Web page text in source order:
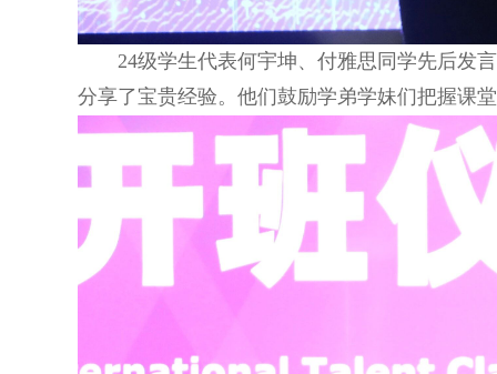
24级学生代表何宇坤、付雅思同学先后发
分享了宝贵经验。他们鼓励学弟学妹们把握课